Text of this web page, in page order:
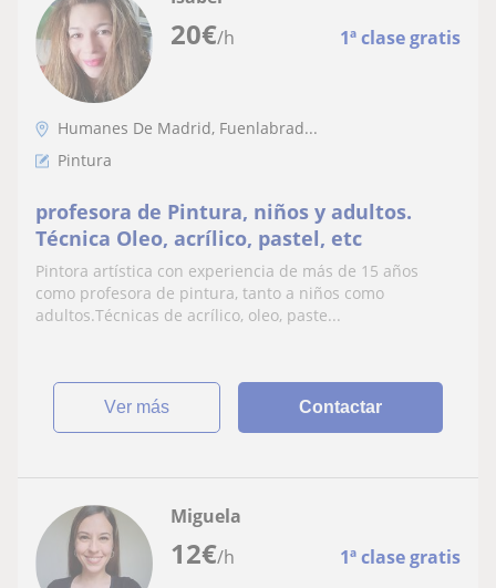
20€/h 1ª clase gratis
Humanes De Madrid, Fuenlabrad...
Pintura
profesora de Pintura, niños y adultos.
Técnica Oleo, acrílico, pastel, etc
Pintora artística con experiencia de más de 15 años
como profesora de pintura, tanto a niños como
adultos.Técnicas de acrílico, oleo, paste...
ver más Contactar
12€/h 1ª clase gratis
Miguela